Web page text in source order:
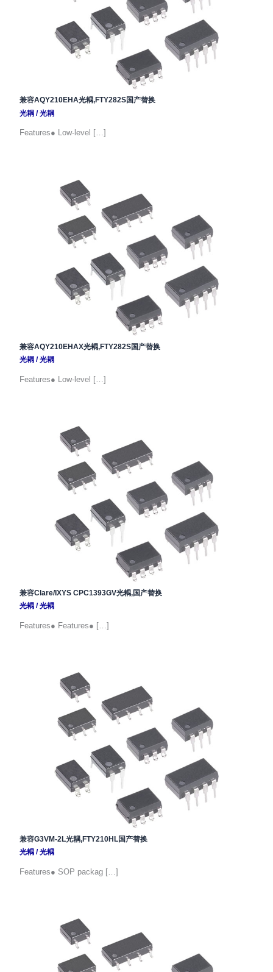
兼容AQY210EHA光耦,FTY282S国产替换
光耦/光耦
Features● Low-level […]
兼容AQY210EHAX光耦,FTY282S国产替换
光耦/光耦
Features● Low-level […]
兼容Clare/IXYS CPC1393GV光耦,国产替换
光耦/光耦
Features● Features● […]
兼容G3VM-2L光耦,FTY210HL国产替换
光耦/光耦
Features● SOP packag […]